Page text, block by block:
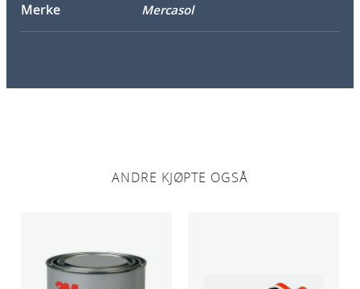
Merke Mercasol
ANDRE KJØPTE OGSÅ